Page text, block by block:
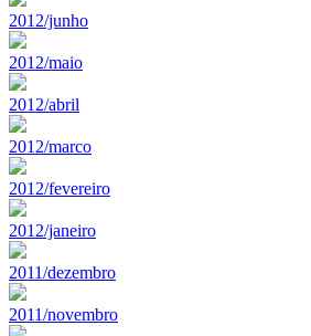
2012/junho
2012/maio
2012/abril
2012/marco
2012/fevereiro
2012/janeiro
2011/dezembro
2011/novembro